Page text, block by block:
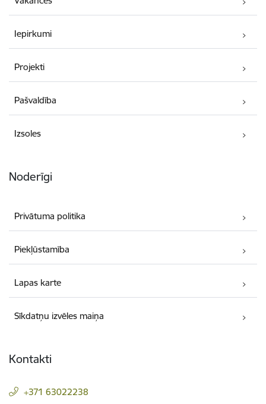
Iepirkumi
Projekti
Pašvaldība
Izsoles
Noderīgi
Privātuma politika
Piekļūstamība
Lapas karte
Sīkdatņu izvēles maiņa
Kontakti
+371 63022238